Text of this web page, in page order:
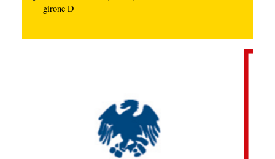
girone D